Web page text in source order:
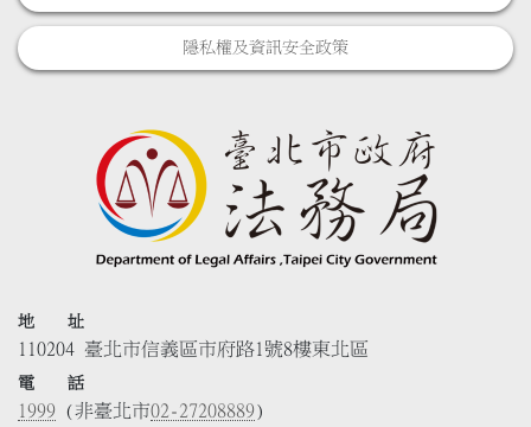
隱私權及資訊安全政策
地 址
110204 臺北市信義區市府路1號8樓東北區
電 話
1999 (非臺北市02-27208889)